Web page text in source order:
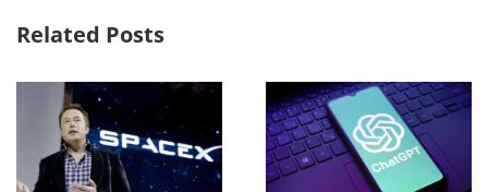
Related Posts